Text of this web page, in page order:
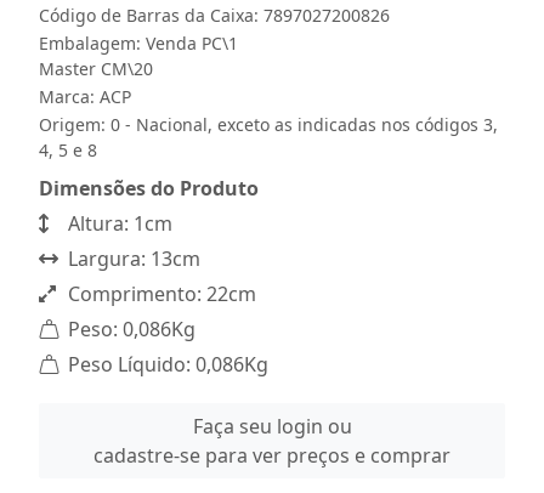
Código de Barras da Caixa: 7897027200826
Embalagem: Venda PC\1
Master CM\20
Marca: ACP
Origem: 0 - Nacional, exceto as indicadas nos códigos 3,
4, 5 e 8
Dimensões do Produto
Altura: 1cm
Largura: 13cm
Comprimento: 22cm
Peso: 0,086Kg
Peso Líquido: 0,086Kg
Faça seu login ou
cadastre-se para ver preços e comprar